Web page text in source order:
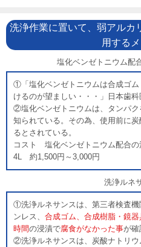
イレなど住まいの快適生活を地域密
【リニューアル！】ティ
東区）：産業用ノズルVarioSprayシ
少量の液体を精密に、薄く、均一に
2月26日【リニューアル！】ティ
東区）：工場・倉庫の暑さ対策を後
ム。機器や段ボールもミストで濡ら
>>バックナンバー
洗浄作業に置いて、弱アルカ
用する
塩化ベンゼトニウム配
①「塩化ベンゼトニウムは合成ゴ
けるのが望ましい・・・」日本歯
②塩化ベンゼトニウムは、タンパク
知られている。その為、使用前に
るとされている。
コスト 塩化ベンゼトニウム配合の
4L 約1,500円～3,000円
洗浄ルネ
①洗浄ルネサンスは、第三者検査機
ンレス、 合成ゴム、合成樹脂・鏡
時間の浸漬で腐食がなかった事が確
②洗浄ルネサンスは、炭酸ナトリ